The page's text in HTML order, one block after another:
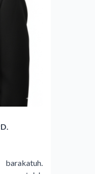
barakatuh.